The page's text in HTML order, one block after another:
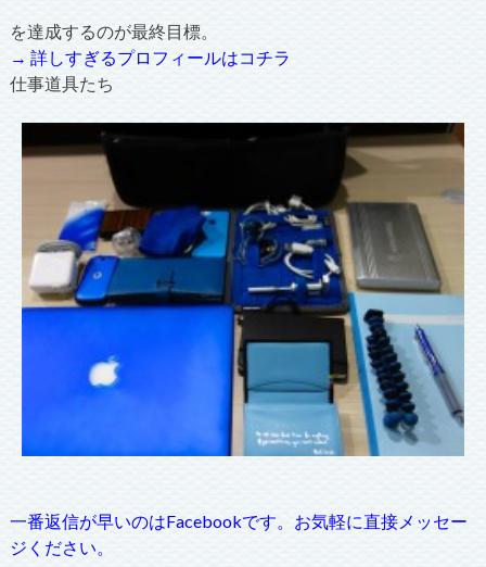
を達成するのが最終目標。
→ 詳しすぎるプロフィールはコチラ
仕事道具たち
一番返信が早いのはFacebookです。お気軽に直接メッセー
ジください。